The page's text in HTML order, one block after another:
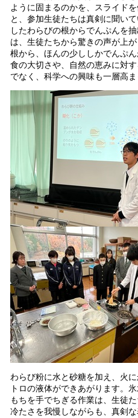
ように固まるのかを、スライド
と、参加生徒たちは真剣に聞い
したわらびの根からでんぷんを
は、生徒たちから驚きの声が上
根から、ほんの少ししかでんぷ
食の大切さや、自然の恵みに対
でなく、科学への興味も一層高ま
わらび粉に水と砂糖を加え、火
トロの液体ができあがります。
もちを手でちぎる作業は、生徒
冷たさを我慢しながらも、真剣